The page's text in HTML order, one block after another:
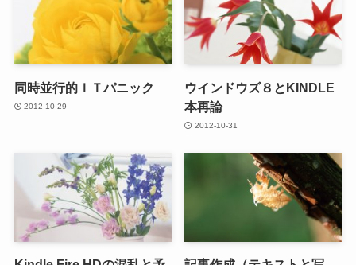
同時並行的ＩＴパニック
2012-10-29
ウインドウズ８とKINDLE
本再論
2012-10-31